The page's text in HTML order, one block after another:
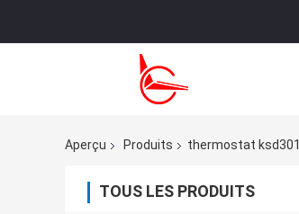
Aperçu
Produits thermostat ksd301
TOUS LES PRODUITS